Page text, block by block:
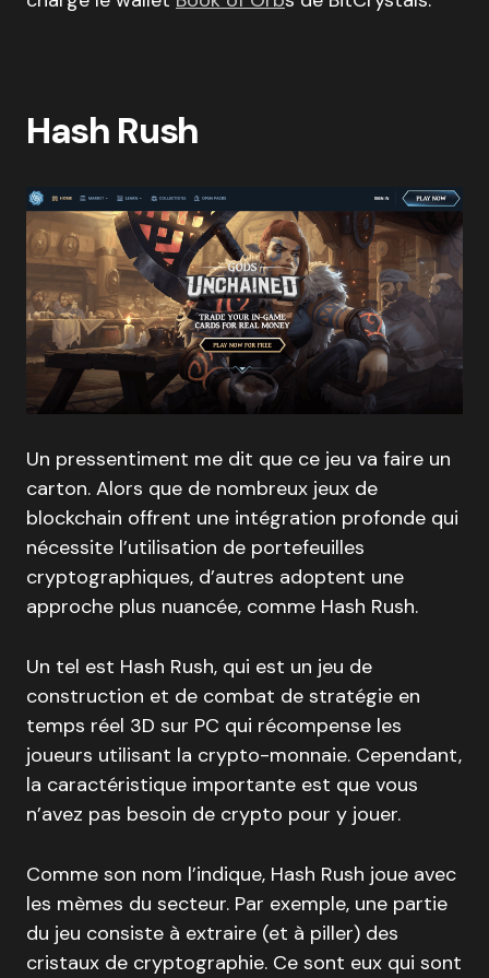
Hash Rush
Un pressentiment me dit que ce jeu va faire un
carton. Alors que de nombreux jeux de
blockchain offrent une intégration profonde qui
nécessite l’utilisation de portefeuilles
cryptographiques, d’autres adoptent une
approche plus nuancée, comme Hash Rush.
Un tel est Hash Rush, qui est un jeu de
construction et de combat de stratégie en
temps réel 3D sur PC qui récompense les
joueurs utilisant la crypto-monnaie. Cependant,
la caractéristique importante est que vous
n’avez pas besoin de crypto pour y jouer.
Comme son nom l’indique, Hash Rush joue avec
les mèmes du secteur. Par exemple, une partie
du jeu consiste à extraire (et à piller) des
cristaux de cryptographie. Ce sont eux qui sont